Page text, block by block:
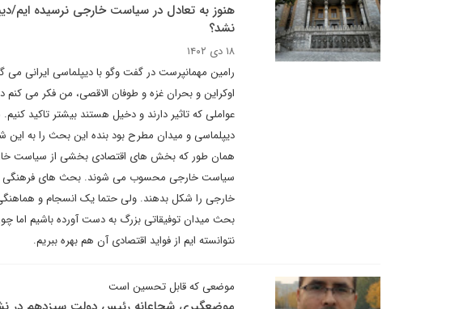
هنوز به تعادل در سیاست خارجی نرسیده ایم/
نشد؟
۱۸ دی ۱۴۰۲
رامین مهمانپرست در گفت وگو با دیپلماسی ایرانی
اوکراین و بحران غزه و طوفان الاقصی، من فکر می
عواملی که تاثیر دارند و دخیل هستند بیشتر تاکید
دیپلماسی و میدان مطرح بود بنده این بحث را به
همان طور که بخش های اقتصادی بخشی از سیاست
سیاست خارجی محسوب می شوند. بحث های فرهنگی و
خارجی را شکل بدهند. ولی حتما یک انسجام و
بحث میدان توفیقاتی بزرگ به دست آورده باشیم اما
نتوانسته ایم از فواید اقتصادی آن هم بهره ببریم.
موضعی که قابل تحسین است